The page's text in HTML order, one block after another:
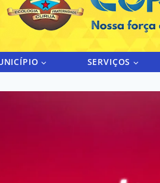
SERVIÇOS